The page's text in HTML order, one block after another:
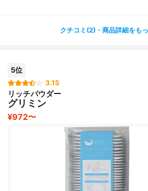
は連続で眠れるようになりました！
緊張感がほぐれ、落ち着いて寝ている
まだまだ続けたいサプリです。
クチコミ(2)・商品詳細をも
5位
3.15
リッチパウダー
グリミン
¥972〜